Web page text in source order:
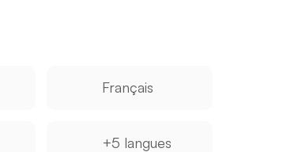
Français
+5 langues